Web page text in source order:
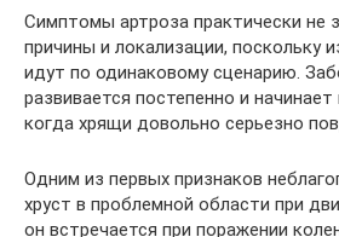
Симптомы артроза практически не
причины и локализации, поскольку
идут по одинаковому сценарию.
развивается постепенно и
когда хрящи довольно серьезно
Одним из первых признаков
хруст в проблемной области при
он встречается при поражении